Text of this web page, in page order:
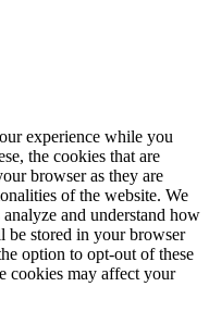
experience while you
the cookies that are
browser as they are
of the website. We
and understand how
be stored in your browser
option to opt-out of these
cookies may affect your